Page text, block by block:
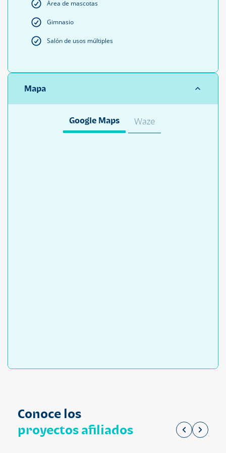
Área de mascotas
Gimnasio
Salón de usos múltiples
Mapa
Google Maps Waze
Conoce los
proyectos afiliados